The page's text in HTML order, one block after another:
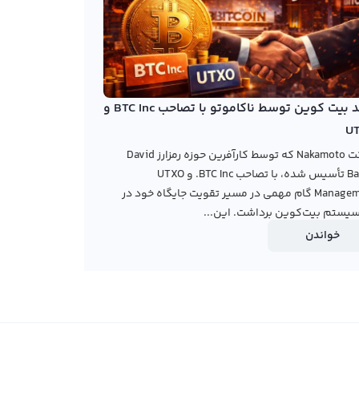
خرید بیت کوین توسط ناکاموتو با تصاحب BTC Inc و
شرکت Nakamoto که توسط کارآفرین حوزه رمزارز David
Bailey تأسیس شده، با تصاحب BTC Inc. و UTXO
Management گام مهمی در مسیر تقویت جایگاه خود در
بیت‌کوین برداشت. این...
خواندن